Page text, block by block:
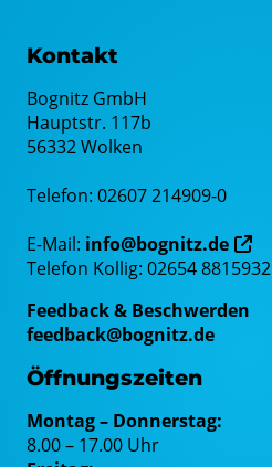
Kontakt
Bognitz GmbH
Hauptstr. 117b
56332 Wolken
Telefon: 02607 214909-0
E-Mail: info@bognitz.de
Telefon Kollig: 02654 8815932
Feedback & Beschwerden
feedback@bognitz.de
Öffnungszeiten
Montag – Donnerstag:
8.00 – 17.00 Uhr